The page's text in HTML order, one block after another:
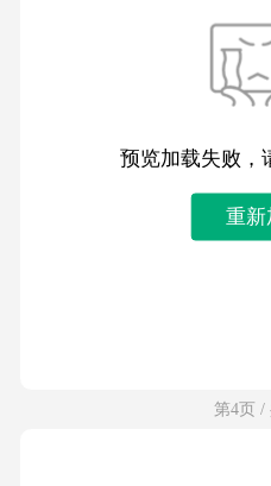
预览加载失败，
重新
第4页 /